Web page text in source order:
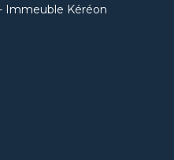
Immeuble Kéréon